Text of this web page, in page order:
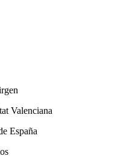
Valenciana
España